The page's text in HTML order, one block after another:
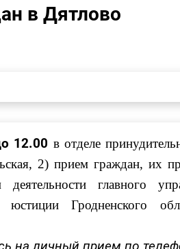
в Дятлово
12.00 в отделе
2) прием граждан, их
главного
Гродненского